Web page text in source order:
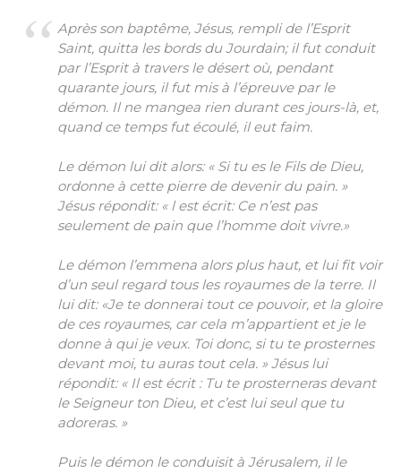
Après son baptême, Jésus, rempli de l’Esprit
Saint, quitta les bords du Jourdain; il fut conduit
par l’Esprit à travers le désert où, pendant
quarante jours, il fut mis à l’épreuve par le
démon. Il ne mangea rien durant ces jours-là, et,
quand ce temps fut écoulé, il eut faim.
Le démon lui dit alors: « Si tu es le Fils de Dieu,
ordonne à cette pierre de devenir du pain. »
Jésus répondit: « l est écrit: Ce n’est pas
seulement de pain que l’homme doit vivre.»
Le démon l’emmena alors plus haut, et lui fit voir
d’un seul regard tous les royaumes de la terre. Il
lui dit: «Je te donnerai tout ce pouvoir, et la gloire
de ces royaumes, car cela m’appartient et je le
donne à qui je veux. Toi donc, si tu te prosternes
devant moi, tu auras tout cela. » Jésus lui
répondit: « Il est écrit : Tu te prosterneras devant
le Seigneur ton Dieu, et c’est lui seul que tu
adoreras. »
Puis le démon le conduisit à Jérusalem, il le